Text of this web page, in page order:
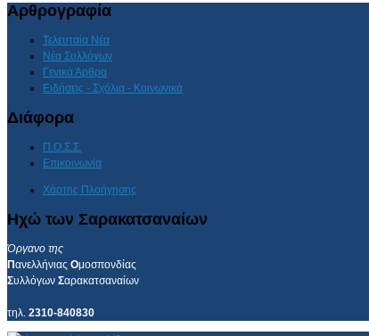
Αρθρογραφία
Τελευταία Νέα
Νέα Συλλόγων
Γενικά Άρθρα
Ειδήσεις - Σχόλια - Κοινωνικά
Διάφορα
Π.Ο.Σ.Σ.
Επικοινωνία
Χάρτης Πλοήγησης
Ηχώ των Σαρακατσαναίων
Όργανο της
Πανελλήνιας Ομοσπονδίας
Συλλόγων Σαρακατσαναίων
τηλ. 2310-840830